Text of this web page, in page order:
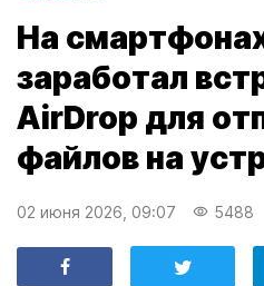
На
заработал
AirDrop для
файлов на
02 июня 2026, 09:07 5488